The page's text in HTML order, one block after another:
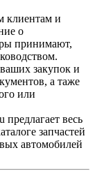
клиентам и
о
принимают,
закупок и
а таже
или
предлагает весь
запчастей
автомобилей